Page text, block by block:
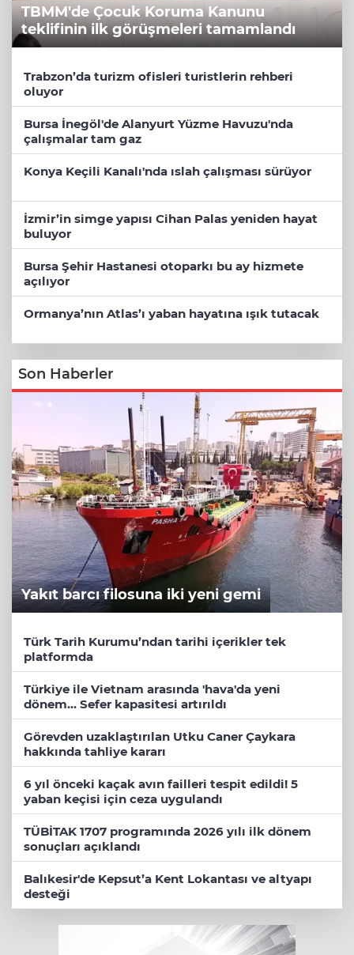
TBMM'de Çocuk Koruma Kanunu
teklifinin ilk görüşmeleri tamamlandı
Trabzon’da turizm ofisleri turistlerin rehberi
oluyor
Bursa İnegöl'de Alanyurt Yüzme Havuzu'nda
çalışmalar tam gaz
Konya Keçili Kanalı'nda ıslah çalışması sürüyor
İzmir’in simge yapısı Cihan Palas yeniden hayat
buluyor
Bursa Şehir Hastanesi otoparkı bu ay hizmete
açılıyor
Ormanya’nın Atlas’ı yaban hayatına ışık tutacak
Son Haberler
Yakıt barcı filosuna iki yeni gemi
Türk Tarih Kurumu’ndan tarihi içerikler tek
platformda
Türkiye ile Vietnam arasında 'hava'da yeni
dönem... Sefer kapasitesi artırıldı
Görevden uzaklaştırılan Utku Caner Çaykara
hakkında tahliye kararı
6 yıl önceki kaçak avın failleri tespit edildi! 5
yaban keçisi için ceza uygulandı
TÜBİTAK 1707 programında 2026 yılı ilk dönem
sonuçları açıklandı
Balıkesir'de Kepsut’a Kent Lokantası ve altyapı
desteği